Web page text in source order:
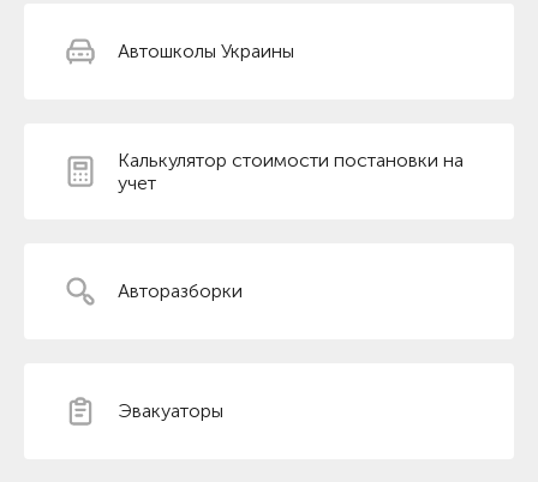
Автошколы Украины
Калькулятор стоимости постановки на
учет
Авторазборки
Эвакуаторы